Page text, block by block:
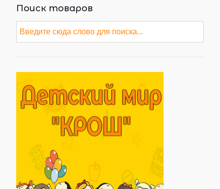
Поиск товаров